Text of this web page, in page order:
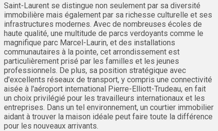
Saint-Laurent se distingue non seulement par sa diversité
immobilière mais également par sa richesse culturelle et ses
infrastructures modernes. Avec de nombreuses écoles de
haute qualité, une multitude de parcs verdoyants comme le
magnifique parc Marcel-Laurin, et des installations
communautaires à la pointe, cet arrondissement est
particulièrement prisé par les familles et les jeunes
professionnels. De plus, sa position stratégique avec
d'excellents réseaux de transport, y compris une connectivité
aisée à l'aéroport international Pierre-Elliott-Trudeau, en fait
un choix privilégié pour les travailleurs internationaux et les
entreprises. Dans un tel environnement, un courtier immobilier
aidant à trouver la maison idéale peut faire toute la différence
pour les nouveaux arrivants.